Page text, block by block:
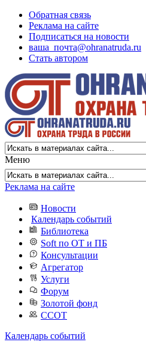
Обратная связь
Реклама на сайте
Подписаться на новости
ваша_почта@ohranatruda.ru
Стать автором
Меню
Реклама на сайте
Новости
Календарь событий
Библиотека
Soft по ОТ и ПБ
Консультации
Агрегатор
Услуги
Форум
Золотой фонд
ССОТ
Календарь событий